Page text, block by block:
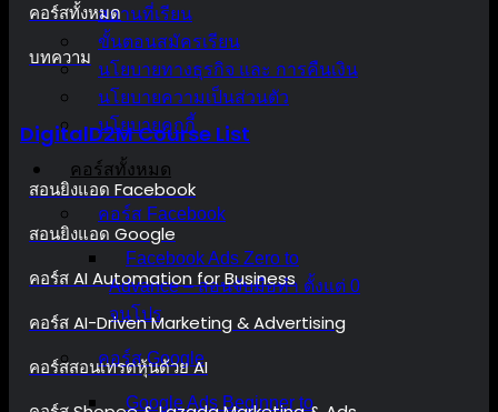
สถานที่เรียน
ขั้นตอนสมัครเรียน
นโยบายทางธุรกิจ และ การคืนเงิน
นโยบายความเป็นส่วนตัว
นโยบายคุกกี้
คอร์สทั้งหมด
คอร์ส Facebook
Facebook Ads Zero to
Advance – สอนจับมือทำ ตั้งแต่ 0
จนโปร
คอร์ส Google
Google Ads Beginner to
คอร์สทั้งหมด
บทความ
DigitalD2M Course List
สอนยิงแอด Facebook
สอนยิงแอด Google
คอร์ส AI Automation for Business
คอร์ส AI-Driven Marketing & Advertising
คอร์สสอนเทรดหุ้นด้วย AI